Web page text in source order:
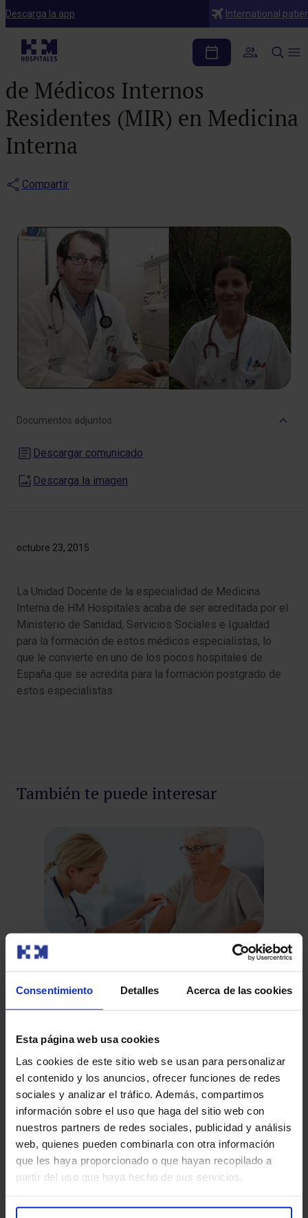
Consentimiento Detalles Acerca de las cookies
Esta página web usa cookies
Las cookies de este sitio web se usan para personalizar
el contenido y los anuncios, ofrecer funciones de redes
sociales y analizar el tráfico. Además, compartimos
información sobre el uso que haga del sitio web con
nuestros partners de redes sociales, publicidad y análisis
web, quienes pueden combinarla con otra información
que les haya proporcionado o que hayan recopilado a
partir del uso que haya hecho de sus servicios.
Descarga la app International
Notas de prensa
HM Hospitales es
acreditado para la formación
de Médicos Internos
Residentes (MIR) en Medicina
Interna
Compartir
octubre 23, 2015
La Unidad Docente de la especialidad de Medicina
Interna de HM Hospitales acaba de ser acreditada por el
Ministerio de Sanidad, Servicios Sociales e Igualdad
para la formación de estos médicos especialistas, lo
que le convierte en uno de los pocos hospitales de
España que se acredita para la formación postgrado de
estos especialistas.
Documentos adjuntos
Descargar comunicado
Descarga la imagen
También te puede interesar
Protégete frente a la gripe
aparecer los casos de gripe. Su incremento durante los
meses fríos da…
Leer más